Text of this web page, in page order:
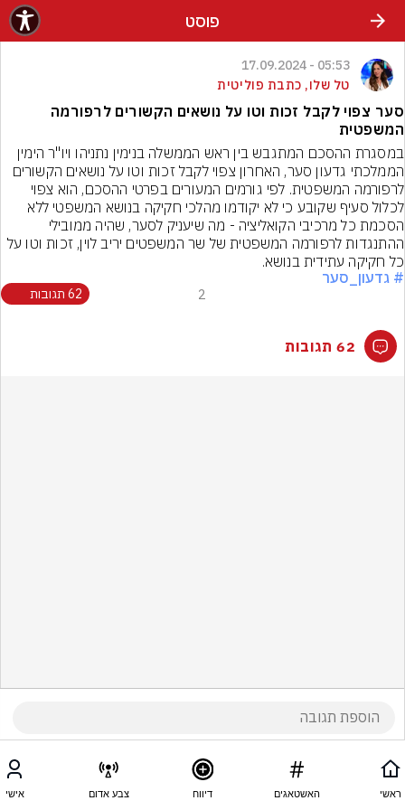
פוסט
05:53 - 17.09.2024
טל שלו, כתבת פוליטית
סער צפוי לקבל זכות וטו על נושאים הקשורים לרפורמה
המשפטית
כל חקיקה עתידית בנושא.
# גדעון_סער
2 62 תגובות
62 תגובות
ראשי האשטאגים דיווח צבע אדום אישי